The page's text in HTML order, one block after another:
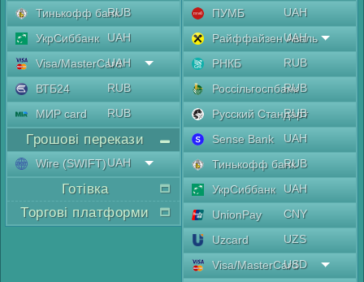
Тинькофф банкRUB
УкрСиббанк
UAH
Visa/MasterCard
UAH
ВТБ24
RUB
МИР card
RUB
Грошові перекази
Wire (SWIFT)UAH
Готівка
Торгові платформи
ПУМБ
UAH
Райффайзен Аваль
UAH
РНКБ
RUB
Россільгоспбанк
RUB
Русский Стандарт
RUB
Sense Bank
UAH
Тинькофф банкRUB
УкрСиббанк
UAH
UnionPay
CNY
Uzcard
UZS
Visa/MasterCard
USD